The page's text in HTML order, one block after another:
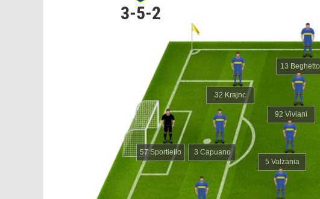
3-5-2
57 Sportiello 3 Capuano
32 Krajnc
5 Valzania
92 Viviani
13 Beghetto